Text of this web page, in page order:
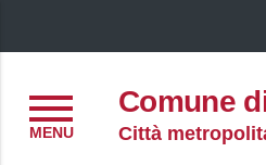
Comune
Città